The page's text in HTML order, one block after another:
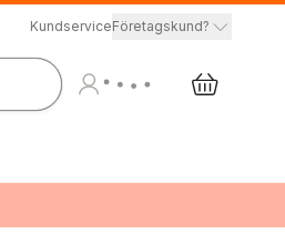
KundserviceFöretagskund?